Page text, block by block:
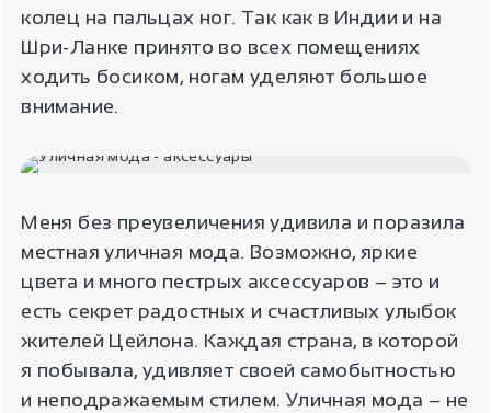
колец на пальцах ног. Так как в Индии и на
Шри-Ланке принято во всех помещениях
ходить босиком, ногам уделяют большое
внимание.
Меня без преувеличения удивила и поразила
местная уличная мода. Возможно, яркие
цвета и много пестрых аксессуаров – это и
есть секрет радостных и счастливых улыбок
жителей Цейлона. Каждая страна, в которой
я побывала, удивляет своей самобытностью
и неподражаемым стилем. Уличная мода – не